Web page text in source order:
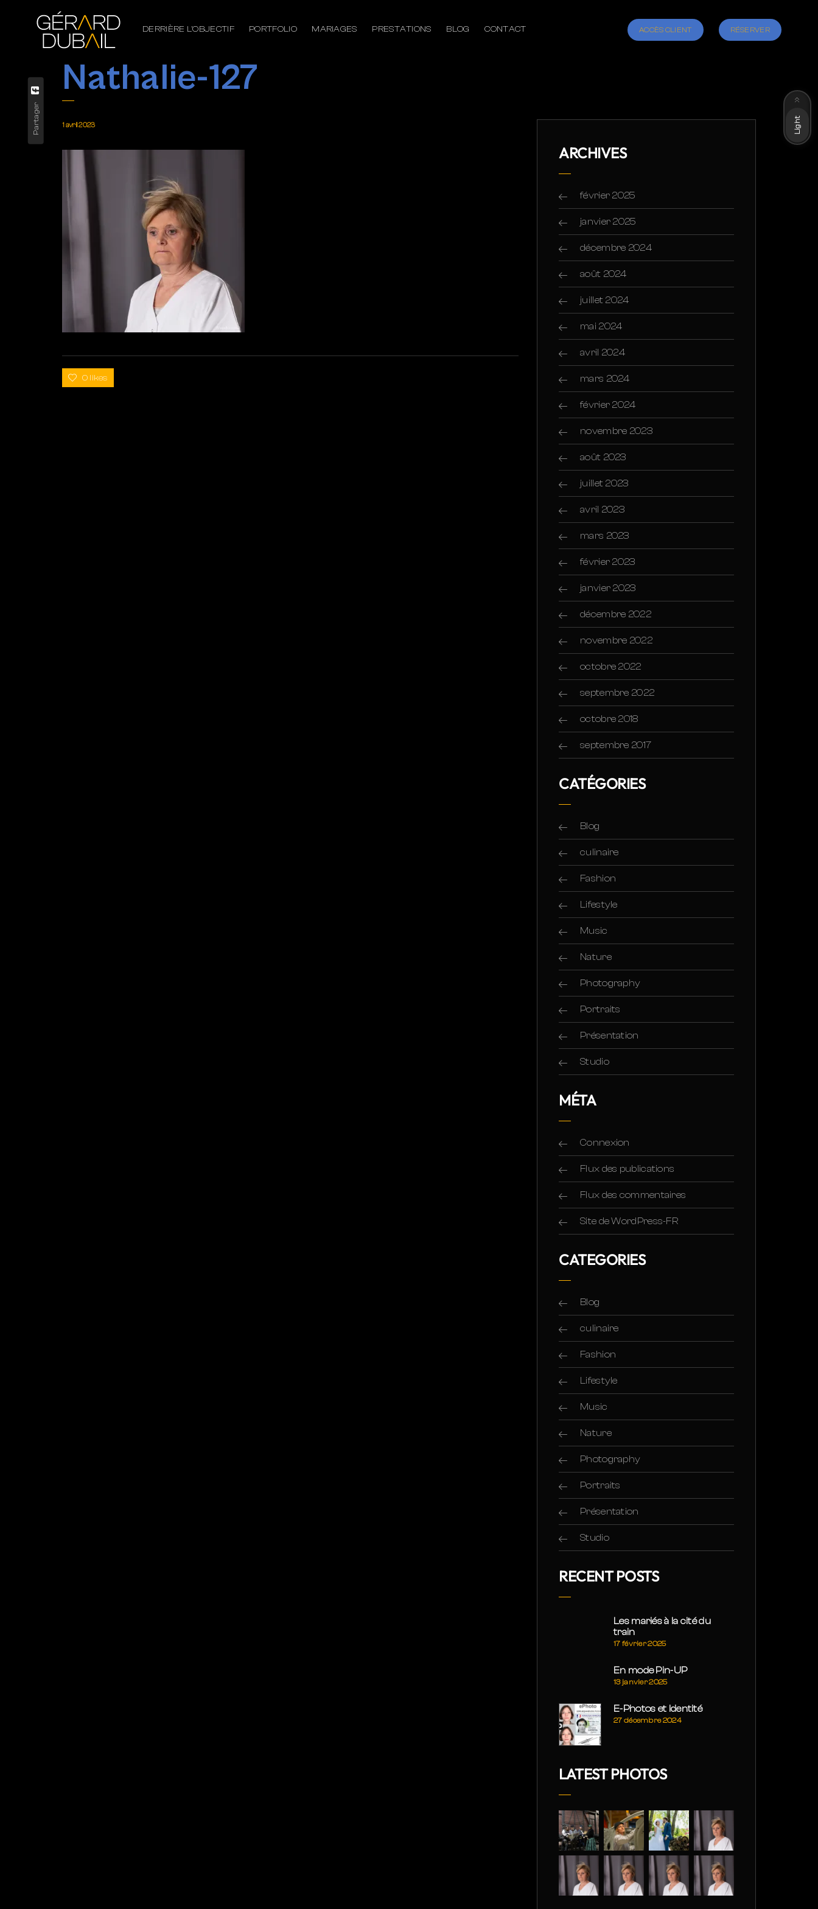
DERRIÈRE L’OBJECTIF PORTFOLIO MARIAGES PRESTATIONS BLOG CONTACT ACCÈS CLIENT RÉSERVER
Nathalie-127
Partager 1 avril 2023
0 likes
ARCHIVES
février 2025
janvier 2025
décembre 2024
août 2024
juillet 2024
mai 2024
avril 2024
mars 2024
février 2024
novembre 2023
août 2023
juillet 2023
avril 2023
mars 2023
février 2023
janvier 2023
décembre 2022
novembre 2022
octobre 2022
septembre 2022
octobre 2018
septembre 2017
CATÉGORIES
Blog
culinaire
Fashion
Lifestyle
Music
Nature
Photography
Portraits
Présentation
Studio
MÉTA
Connexion
Flux des publications
Flux des commentaires
Site de WordPress-FR
CATEGORIES
Blog
culinaire
Fashion
Lifestyle
Music
Nature
Photography
Portraits
Présentation
Studio
RECENT POSTS
Les mariés à la cité du
train
17 février 2025
En mode Pin-UP
13 janvier 2025
E-Photos et Identité
27 décembre 2024
LATEST PHOTOS
Light
Dark